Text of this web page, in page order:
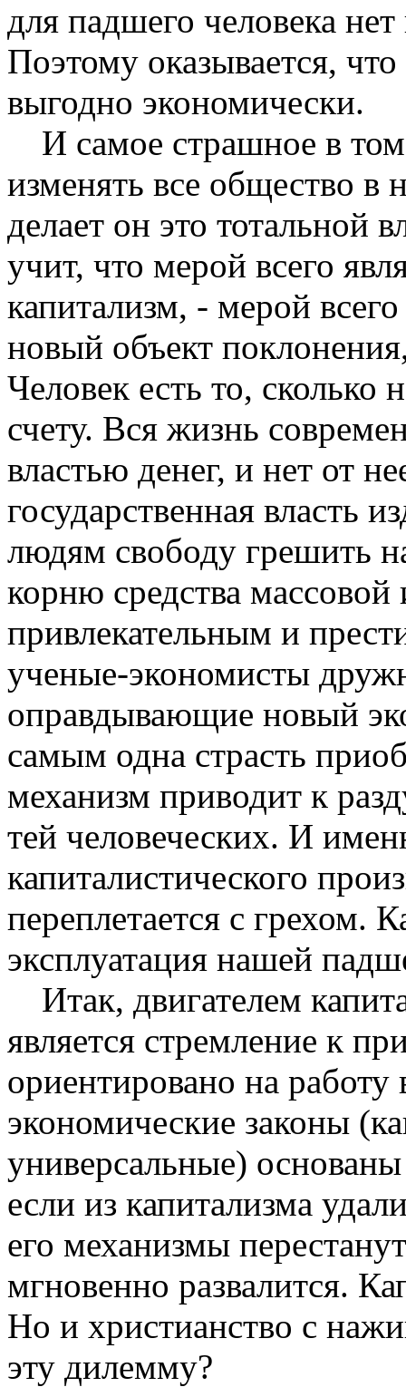
для падшего человека нет
Поэтому оказывается,
выгодно экономически.
И самое страшное в
изменять все общество
делает он это тотальной
учит, что мерой всего
капитализм, - мерой
новый объект
Человек есть то, сколько
счету. Вся жизнь
властью денег, и нет от
государственная власть
людям свободу грешить
корню средства
привлекательным и
ученые-экономисты
оправдывающие новый
самым одна страсть
механизм приводит к
тей человеческих. И
капиталистического
переплетается с грехом.
эксплуатация нашей
Итак, двигателем
является стремле­ние к
ориентировано на
экономические законы
универсаль­ные)
если из капитализма
его механизмы
мгновенно развалится.
Но и христианство с
эту дилемму?